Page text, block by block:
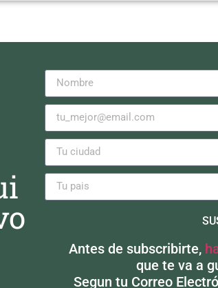
Alternative:
Antes de subscribirte,
que te va a
Segun tu Correo